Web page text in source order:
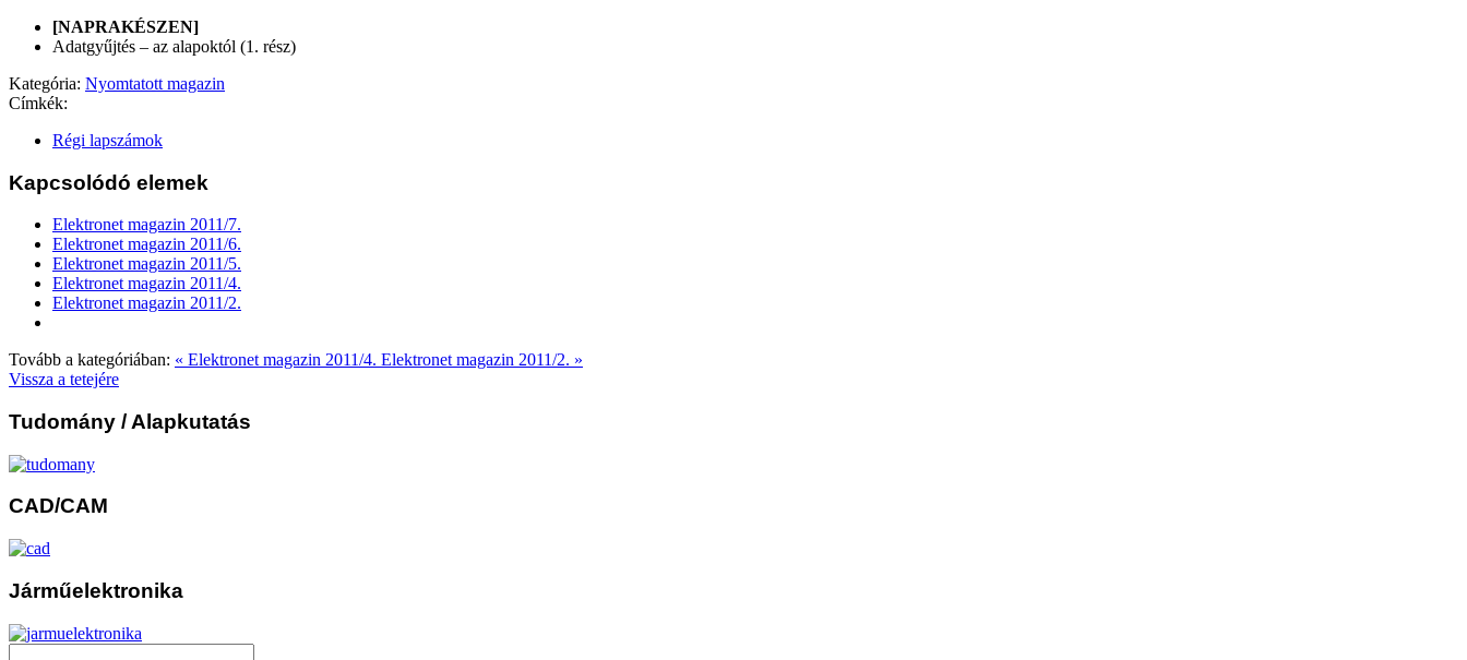
[NAPRAKÉSZEN]
Adatgyűjtés – az alapoktól (1. rész)
Kategória: Nyomtatott magazin
Címkék:
Régi lapszámok
Kapcsolódó elemek
Elektronet magazin 2011/7.
Elektronet magazin 2011/6.
Elektronet magazin 2011/5.
Elektronet magazin 2011/4.
Elektronet magazin 2011/2.
Tovább a kategóriában: « Elektronet magazin 2011/4. Elektronet magazin 2011/2. »
Vissza a tetejére
Tudomány / Alapkutatás
CAD/CAM
Járműelektronika